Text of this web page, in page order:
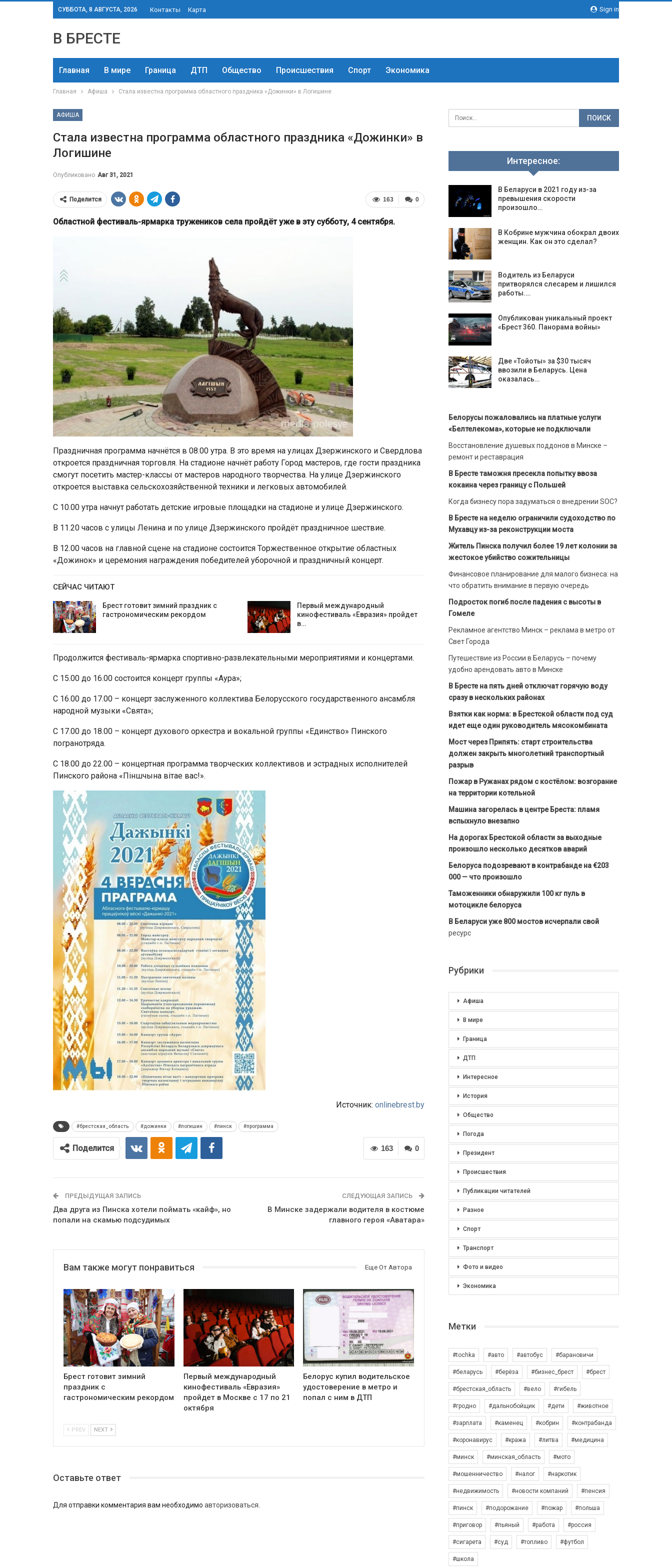
Sign in
СУББОТА, 8 АВГУСТА, 2026 Контакты Карта
В БРЕСТЕ
Главная В мире Граница ДТП Общество Происшествия Спорт Экономика
Главная Афиша Стала известна программа областного праздника «Дожинки» в Логишине
АФИША
Стала известна программа областного праздника «Дожинки» в
Логишине
Опубликовано Авг 31, 2021
0
163
Поделится
Областной фестиваль-ярмарка тружеников села пройдёт уже в эту субботу, 4 сентября.
Праздничная программа начнётся в 08.00 утра. В это время на улицах Дзержинского и Свердлова
откроется праздничная торговля. На стадионе начнёт работу Город мастеров, где гости праздника
смогут посетить мастер-классы от мастеров народного творчества. На улице Дзержинского
откроется выставка сельскохозяйственной техники и легковых автомобилей.
С 10.00 утра начнут работать детские игровые площадки на стадионе и улице Дзержинского.
В 11.20 часов с улицы Ленина и по улице Дзержинского пройдёт праздничное шествие.
В 12.00 часов на главной сцене на стадионе состоится Торжественное открытие областных
«Дожинок» и церемония награждения победителей уборочной и праздничный концерт.
СЕЙЧАС ЧИТАЮТ
Брест готовит зимний праздник с
гастрономическим рекордом
Первый международный
кинофестиваль «Евразия» пройдет
в…
Продолжится фестиваль-ярмарка спортивно-развлекательными мероприятиями и концертами.
С 15.00 до 16.00 состоится концерт группы «Аура»;
С 16.00 до 17.00 – концерт заслуженного коллектива Белорусского государственного ансамбля
народной музыки «Свята»;
С 17.00 до 18.00 – концерт духового оркестра и вокальной группы «Единство» Пинского
погранотряда.
С 18.00 до 22.00 – концертная программа творческих коллективов и эстрадных исполнителей
Пинского района «Піншчына вітае вас!».
Источник: onlinebrest.by
#брестская_область #дожинки #логишин #пинск #программа
0
163
Поделится
ПРЕДЫДУЩАЯ ЗАПИСЬ
Два друга из Пинска хотели поймать «кайф», но
попали на скамью подсудимых
СЛЕДУЮЩАЯ ЗАПИСЬ
В Минске задержали водителя в костюме
главного героя «Аватара»
Вам также могут понравиться Еще От Автора
Брест готовит зимний
праздник с
гастрономическим рекордом
Первый международный
кинофестиваль «Евразия»
пройдет в Москве с 17 по 21
октября
Белорус купил водительское
удостоверение в метро и
попал с ним в ДТП
PREV NEXT
Оставьте ответ
Для отправки комментария вам необходимо авторизоваться
Интересное:
В Беларуси в 2021 году из-за
превышения скорости
произошло…
В Кобрине мужчина обокрал двоих
женщин. Как он это сделал?
Водитель из Беларуси
притворялся слесарем и лишился
работы.…
Опубликован уникальный проект
«Брест 360. Панорама войны»
Две «Тойоты» за $30 тысяч
ввозили в Беларусь. Цена
оказалась…
Белорусы пожаловались на платные услуги
«Белтелекома», которые не подключали
Восстановление душевых поддонов в Минске –
ремонт и реставрация
В Бресте таможня пресекла попытку ввоза
кокаина через границу с Польшей
Когда бизнесу пора задуматься о внедрении SOC?
В Бресте на неделю ограничили судоходство по
Мухавцу из-за реконструкции моста
Житель Пинска получил более 19 лет колонии за
жестокое убийство сожительницы
Финансовое планирование для малого бизнеса: на
что обратить внимание в первую очередь
Подросток погиб после падения с высоты в
Гомеле
Рекламное агентство Минск – реклама в метро от
Свет Города
Путешествие из России в Беларусь – почему
удобно арендовать авто в Минске
В Бресте на пять дней отключат горячую воду
сразу в нескольких районах
Взятки как норма: в Брестской области под суд
идет еще один руководитель мясокомбината
Мост через Припять: старт строительства
должен закрыть многолетний транспортный
разрыв
Пожар в Ружанах рядом с костёлом: возгорание
на территории котельной
Машина загорелась в центре Бреста: пламя
вспыхнуло внезапно
На дорогах Брестской области за выходные
произошло несколько десятков аварий
Белоруса подозревают в контрабанде на €203
000 — что произошло
Таможенники обнаружили 100 кг пуль в
мотоцикле белоруса
В Беларуси уже 800 мостов исчерпали свой
ресурс
Рубрики
Афиша
В мире
Граница
ДТП
Интересное
История
Общество
Погода
Президент
Происшествия
Публикации читателей
Разное
Спорт
Транспорт
Фото и видео
Экономика
Метки
#tochka #авто #автобус #барановичи
#беларусь #берёза #бизнес_брест #брест
#брестская_область #вело #гибель
#гродно #дальнобойщик #дети #животное
#зарплата #каменец #кобрин #контрабанда
#коронавирус #кража #литва #медицина
#минск #минская_область #мото
#мошенничество #налог #наркотик
#недвижимость #новости компаний #пенсия
#пинск #подорожание #пожар #польша
#приговор #пьяный #работа #россия
#сигарета #суд #топливо #футбол
#школа